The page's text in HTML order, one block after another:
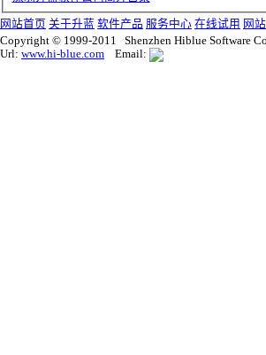
网站首页 关于升蓝 软件产品 服务中心 在线试用 网
Copyright © 1999-2011 Shenzhen Hiblue Software
Url: www.hi-blue.com Email: